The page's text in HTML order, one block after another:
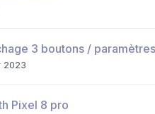
3 boutons / paramètres
2023
Pixel 8 pro